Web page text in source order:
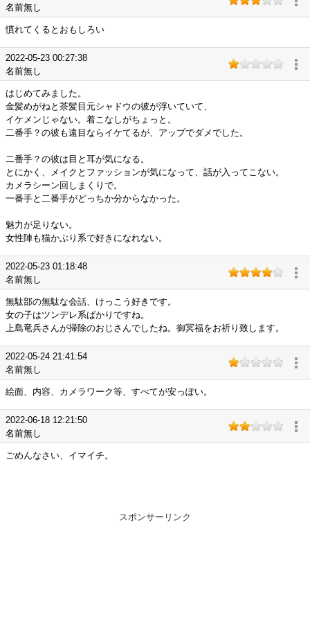
名前無し
慣れてくるとおもしろい
2022-05-23 00:27:38
名前無し
はじめてみました。
金髪めがねと茶髪目元シャドウの彼が浮いていて、
イケメンじゃない。着こなしがちょっと。
二番手？の彼も遠目ならイケてるが、アップでダメでした。
二番手？の彼は目と耳が気になる。
とにかく、メイクとファッションが気になって、話が入ってこない。
カメラシーン回しまくりで。
一番手と二番手がどっちか分からなかった。
魅力が足りない。
女性陣も猫かぶり系で好きになれない。
2022-05-23 01:18:48
名前無し
無駄部の無駄な会話、けっこう好きです。
女の子はツンデレ系ばかりですね。
上島竜兵さんが掃除のおじさんでしたね。御冥福をお祈り致します。
2022-05-24 21:41:54
名前無し
絵面、内容、カメラワーク等、すべてが安っぽい。
2022-06-18 12:21:50
名前無し
ごめんなさい、イマイチ。
スポンサーリンク